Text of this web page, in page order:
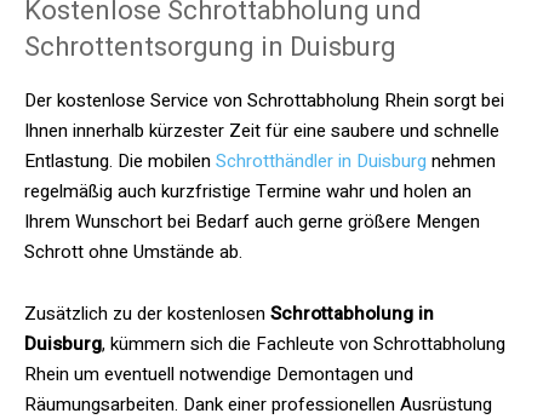
Kostenlose Schrottabholung und
Schrottentsorgung in Duisburg
Der kostenlose Service von Schrottabholung Rhein sorgt bei
Ihnen innerhalb kürzester Zeit für eine saubere und schnelle
Entlastung. Die mobilenSchrotthändler in Duisburg nehmen
regelmäßig auch kurzfristige Termine wahr und holen an
Ihrem Wunschort bei Bedarf auch gerne größere Mengen
Schrott ohne Umstände ab.
Zusätzlich zu der kostenlosenSchrottabholung in
Duisburg, kümmern sich die Fachleute von Schrottabholung
Rhein um eventuell notwendige Demontagen und
Räumungsarbeiten. Dank einer professionellen Ausrüstung